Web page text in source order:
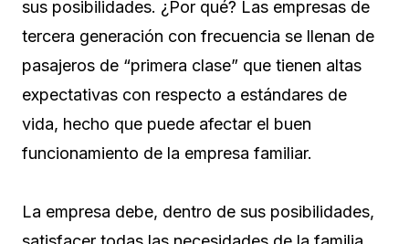
sus posibilidades. ¿Por qué? Las empresas de
tercera generación con frecuencia se llenan de
pasajeros de “primera clase” que tienen altas
expectativas con respecto a estándares de
vida, hecho que puede afectar el buen
funcionamiento de la empresa familiar.
La empresa debe, dentro de sus posibilidades,